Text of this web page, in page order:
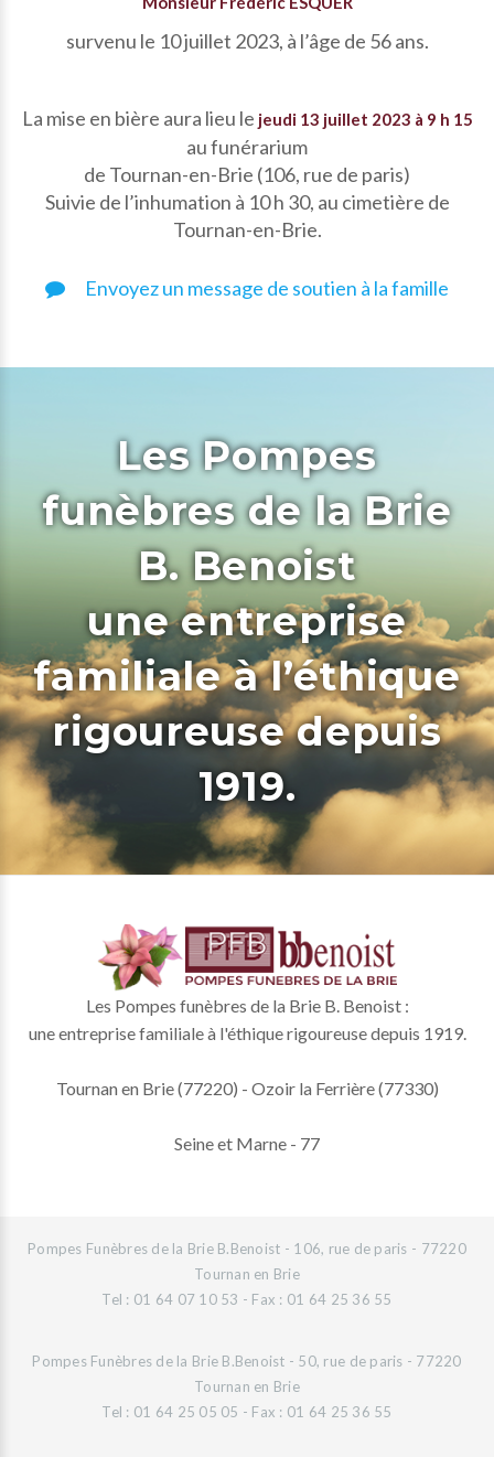
survenu le 10 juillet 2023, à l’âge de 56 ans.
La mise en bière aura lieu le jeudi 13 juillet 2023 à 9 h 15
au funérarium
de Tournan-en-Brie (106, rue de paris)
Suivie de l’inhumation à 10 h 30, au cimetière de
Tournan-en-Brie.
Envoyez un message de soutien à la famille
Les Pompes
funèbres de la Brie
B. Benoist
une entreprise
familiale à l’éthique
rigoureuse depuis
1919.
Les Pompes funèbres de la Brie B. Benoist :
une entreprise familiale à l'éthique rigoureuse depuis 1919.
Tournan en Brie (77220) - Ozoir la Ferrière (77330)
Seine et Marne - 77
Pompes Funèbres de la Brie B.Benoist - 106, rue de paris - 77220
Tournan en Brie
Tel : 01 64 07 10 53 - Fax : 01 64 25 36 55
Pompes Funèbres de la Brie B.Benoist - 50, rue de paris - 77220
Tournan en Brie
Tel : 01 64 25 05 05 - Fax : 01 64 25 36 55